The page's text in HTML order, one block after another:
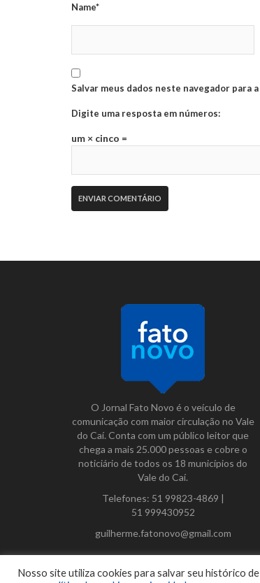
Name*
Salvar meus dados neste navegador para
Digite uma resposta em números:
um × cinco =
O Jornal Fato Novo é o veículo de
comunicação com maior circulação no Vale
do Caí. Conta com um público leitor que
chega a mais 25.000 pessoas e cobre o
noticiário de todos os 18 municípios do
Vale do Caí.
Telefones: 51 99823-4869 |
51 999430952
guilherme.fatonovo@gmail.com
Facebook
Instagram
Twitter
Nosso site utiliza cookies para salvar seu histórico